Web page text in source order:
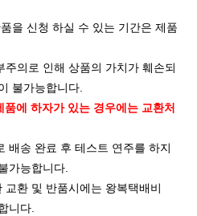
을 신청 하실 수 있는 기간은 제품
의로 인해 상품의 가치가 훼손되
불가능합니다.
에 하자가 있는 경우에는 교환처
배송 완료 후 테스트 연주를 하지
가능합니다.
환 및 반품시에는 왕복택배비
니다.